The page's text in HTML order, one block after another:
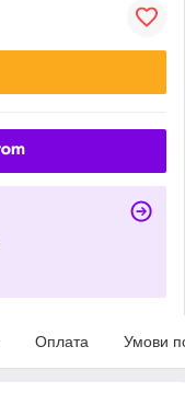
Оплата Умови